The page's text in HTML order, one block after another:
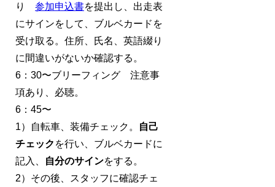
り 参加申込書を提出し、出走表
にサインをして、ブルベカードを
受け取る。住所、氏名、英語綴り
に間違いがないか確認する。
6：30〜ブリーフィング 注意事
項あり、必聴。
6：45〜
1）自転車、装備チェック。
自己
チェック を行い、ブルベカードに
記入、
自分のサインをする。
2）その後、スタッフに確認チェ